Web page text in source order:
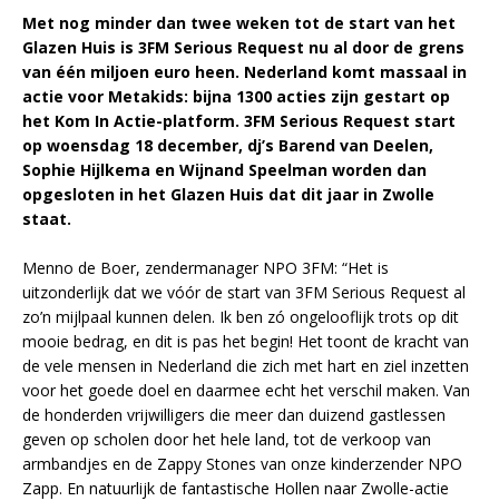
Met nog minder dan twee weken tot de start van het
Glazen Huis is 3FM Serious Request nu al door de grens
van één miljoen euro heen. Nederland komt massaal in
actie voor Metakids: bijna 1300 acties zijn gestart op
het Kom In Actie-platform. 3FM Serious Request start
op woensdag 18 december, dj’s Barend van Deelen,
Sophie Hijlkema en Wijnand Speelman worden dan
opgesloten in het Glazen Huis dat dit jaar in Zwolle
staat.
Menno de Boer, zendermanager NPO 3FM: “Het is
uitzonderlijk dat we vóór de start van 3FM Serious Request al
zo’n mijlpaal kunnen delen. Ik ben zó ongelooflijk trots op dit
mooie bedrag, en dit is pas het begin! Het toont de kracht van
de vele mensen in Nederland die zich met hart en ziel inzetten
voor het goede doel en daarmee echt het verschil maken. Van
de honderden vrijwilligers die meer dan duizend gastlessen
geven op scholen door het hele land, tot de verkoop van
armbandjes en de Zappy Stones van onze kinderzender NPO
Zapp. En natuurlijk de fantastische Hollen naar Zwolle-actie